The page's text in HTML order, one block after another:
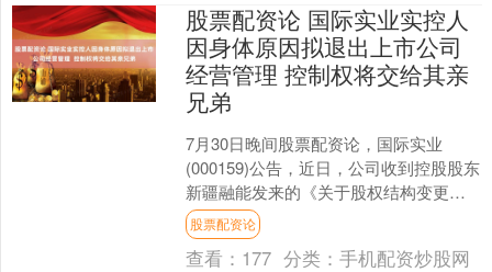
股票配资论 国际实业实控人
因身体原因拟退出上市公司
经营管理 控制权将交给其亲
兄弟
7月30日晚间股票配资论，国际实业
(000159)公告，近日，公司收到控股股东
新疆融能发来的《关于股权结构变更的
告知函》，得知冯建方与冯现啁于2025
年7月29....
股票配资论
查看： 177 分类：手机配资炒股网